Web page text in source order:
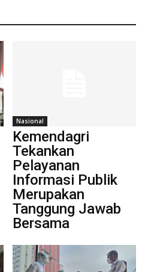
Nasional
Kemendagri
Tekankan
Pelayanan
Informasi Publik
Merupakan
Tanggung Jawab
Bersama